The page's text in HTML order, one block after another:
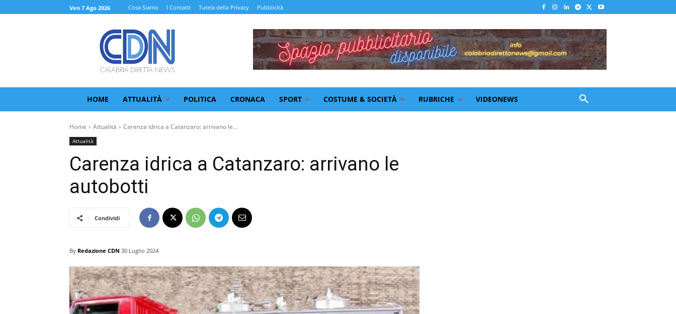
Ven 7 Ago 2026 Cosa Siamo I Contatti Tutela della Privacy Pubblicità
HOME ATTUALITÀ POLITICA CRONACA SPORT COSTUME & SOCIETÀ RUBRICHE VIDEONEWS
Home Attualità Carenza idrica a Catanzaro: arrivano le...
Attualità
Carenza idrica a Catanzaro: arrivano le
autobotti
Condividi
By Redazione CDN 30 Luglio 2024